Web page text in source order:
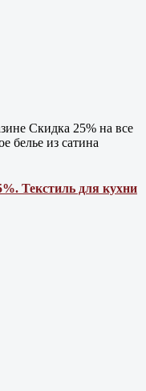
Cкидка 25% на все
белье из сатина
Текстиль для кухни